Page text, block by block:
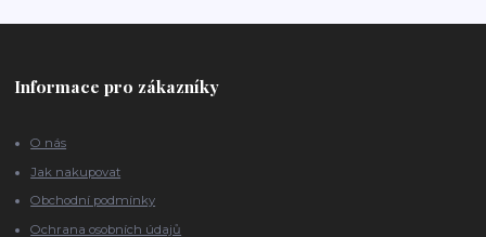
Informace pro zákazníky
O nás
Jak nakupovat
Obchodní podmínky
Ochrana osobních údajů